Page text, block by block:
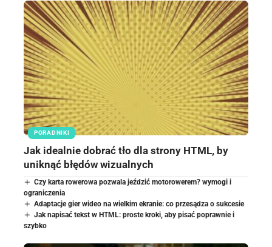
PORADNIKI
Jak idealnie dobrać tło dla strony HTML, by
uniknąć błędów wizualnych
Czy karta rowerowa pozwala jeździć motorowerem? wymogi i
ograniczenia
Adaptacje gier wideo na wielkim ekranie: co przesądza o sukcesie
Jak napisać tekst w HTML: proste kroki, aby pisać poprawnie i
szybko